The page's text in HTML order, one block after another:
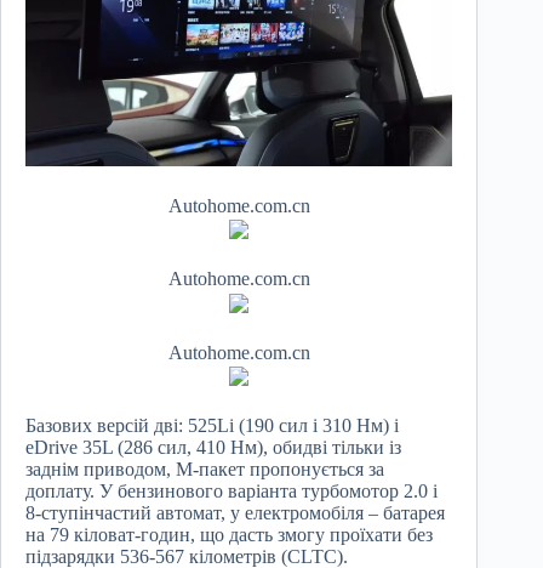
Autohome.com.cn
Autohome.com.cn
Autohome.com.cn
Базових версій дві: 525Li (190 сил і 310 Нм) і
eDrive 35L (286 сил, 410 Нм), обидві тільки із
заднім приводом, М-пакет пропонується за
доплату. У бензинового варіанта турбомотор 2.0 і
8-ступінчастий автомат, у електромобіля – батарея
на 79 кіловат-годин, що дасть змогу проїхати без
підзарядки 536-567 кілометрів (CLTC).